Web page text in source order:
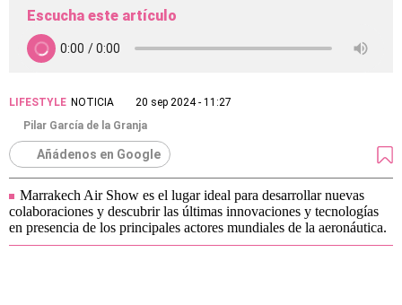
Escucha este artículo
LIFESTYLE NOTICIA
20 sep 2024 - 11:27
Pilar García de la Granja
Añádenos en Google
Marrakech Air Show es el lugar ideal para desarrollar nuevas
colaboraciones y descubrir las últimas innovaciones y tecnologías
en presencia de los principales actores mundiales de la aeronáutica.